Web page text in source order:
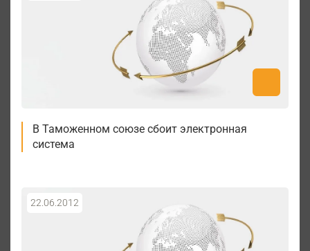
В Таможенном союзе сбоит электронная
система
22.06.2012